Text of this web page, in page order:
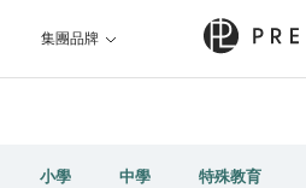
集團品牌
小學 中學 特殊教育